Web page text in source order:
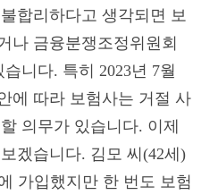
합리하다고 생각되면 보
나 금융분쟁조정위원회
니다. 특히 2023년 7월
에 따라 보험사는 거절 사
의무가 있습니다. 이제
겠습니다. 김모 씨(42세)
가입했지만 한 번도 보험